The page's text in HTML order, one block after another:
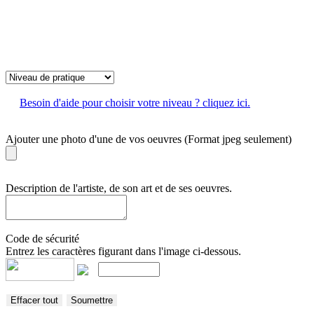
Besoin d'aide pour choisir votre niveau ? cliquez ici.
Ajouter une photo d'une de vos oeuvres (Format jpeg seulement)
Description de l'artiste, de son art et de ses oeuvres.
Code de sécurité
Entrez les caractères figurant dans l'image ci-dessous.